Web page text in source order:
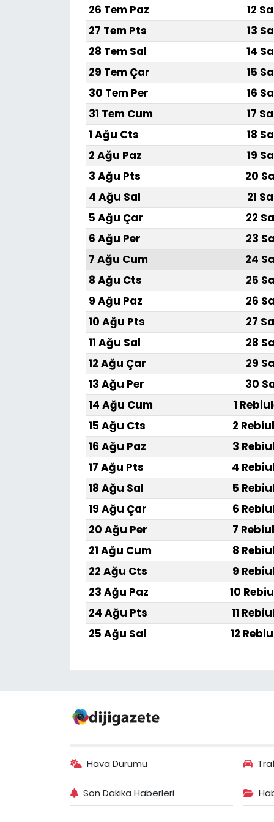
26 Tem Paz
12
27 Tem Pts
13
28 Tem Sal
14
29 Tem Çar
15
30 Tem Per
16
31 Tem Cum
17
1 Ağu Cts
18
2 Ağu Paz
19
3 Ağu Pts
20
4 Ağu Sal
21
5 Ağu Çar
22
6 Ağu Per
23
7 Ağu Cum
24
8 Ağu Cts
25
9 Ağu Paz
26
10 Ağu Pts
27
11 Ağu Sal
28
12 Ağu Çar
29
13 Ağu Per
30
14 Ağu Cum
1
15 Ağu Cts
2
16 Ağu Paz
3
17 Ağu Pts
4
18 Ağu Sal
5
19 Ağu Çar
6
20 Ağu Per
7
21 Ağu Cum
8
22 Ağu Cts
9
23 Ağu Paz
10
24 Ağu Pts
11
25 Ağu Sal
12
Hava Durumu
Son Dakika Haberleri
Video Galeri